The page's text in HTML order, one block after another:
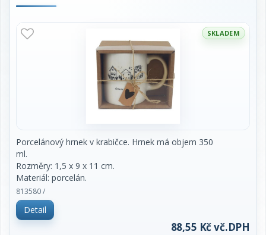
SKLADEM
Porcelánový hrnek v krabičce. Hrnek má objem 350
ml.
Rozměry: 1,5 x 9 x 11 cm.
Materiál: porcelán.
Barva: bílá, černá.
Výrobek splňuje požadavky pro styk s potravinami.
813580 /
Detail
88,55 Kč vč.DPH